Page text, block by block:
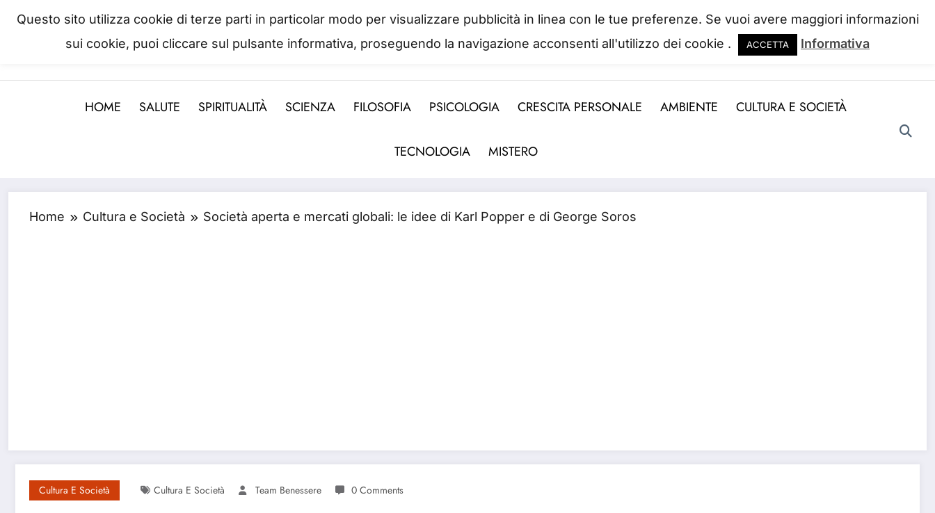
IL PORTALE DEL BENESSERE
La salute è come il denaro, non abbiamo mai una vera idea del suo valore fino a quando la perdiamo. Josh Billings
HOME SALUTE SPIRITUALITÀ SCIENZA FILOSOFIA PSICOLOGIA CRESCITA PERSONALE AMBIENTE CULTURA E SOCIETÀ
TECNOLOGIA MISTERO
Home Cultura e Società Società aperta e mercati globali: le idee di Karl Popper e di George Soros
Cultura E Società Cultura E Società Team Benessere 0 Comments
Questo sito utilizza cookie di terze parti in particolar modo per visualizzare pubblicità in linea con le tue preferenze. Se vuoi avere maggiori informazioni
sui cookie, puoi cliccare sul pulsante informativa, proseguendo la navigazione acconsenti all'utilizzo dei cookie .
ACCETTA Informativa